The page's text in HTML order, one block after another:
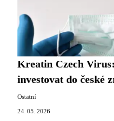
Kreatin Czech
investovat do české
Ostatní
24. 05. 2026